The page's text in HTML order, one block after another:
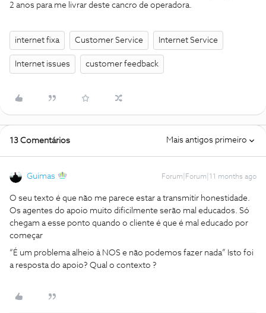
2 anos para me livrar deste cancro de operadora.
internet fixa Customer Service Internet Service
Internet issues customer feedback
13 Comentários Mais antigos primeiro
Guimas Forum|Forum|11 months ago
O seu texto é que não me parece estar a transmitir honestidade.
Os agentes do apoio muito dificilmente serão mal educados. Só
chegam a esse ponto quando o cliente é que é mal educado por
começar
“É um problema alheio à NOS e não podemos fazer nada” Isto foi
a resposta do apoio? Qual o contexto ?